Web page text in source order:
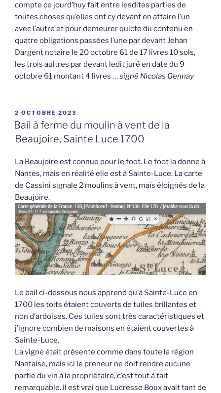
compte ce jourd’huy fait entre lesdites parties de
toutes choses qu’elles ont cy devant en affaire l’un
avec l’autre et pour demeurer quicte du contenu en
quatre obligations passées l’une par devant Jehan
Dargent notaire le 20 octobre 61 de 17 livres 10 sols,
les trois aultres par devant ledit juré en date du 9
octobre 61 montant 4 livres …signé Nicolas Gennay
PUBLIÉ
LE
2 OCTOBRE 2023
Bail à ferme du moulin à vent de la
Beaujoire, Sainte Luce 1700
La Beaujoire est connue pour le foot. Le foot la donne à
Nantes, mais en réalité elle est à Sainte-Luce. La carte
de Cassini signale 2 moulins à vent, mais éloignés de la
Beaujoire.
Le bail ci-dessous nous apprend qu’à Sainte-Luce en
1700 les toits étaient couverts de tuiles brillantes et
non d’ardoises. Ces tuiles sont très caractéristiques et
j’ignore combien de maisons en étaient couvertes à
Sainte-Luce.
La vigne était présente comme dans toute la région
Nantaise, mais ici le preneur ne doit rendre aucune
partie du vin à la propriétaire, c’est tout à fait
remarquable. Il est vrai que Lucresse Boux avait tant de